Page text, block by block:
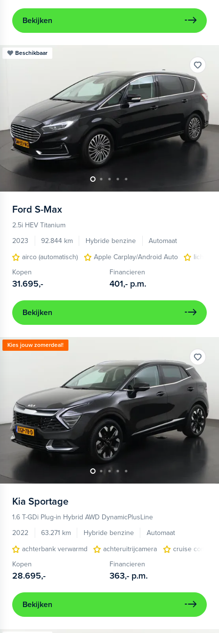
Bekijken
Beschikbaar
Ford S-Max
2.5i HEV Titanium
2023
92.844 km Hybride benzine
Automaat
airco (automatisch)
Apple Carplay/Android Auto
Kopen
31.695,-
Financieren
401,- p.m.
Bekijken
Kies jouw zomerdeal!
Kia Sportage
1.6 T-GDi Plug-in Hybrid AWD DynamicPlusLine
2022
63.271 km Hybride benzine
Automaat
achterbank verwarmd
achteruitrijcamera
cruise control
Kopen
28.695,-
Financieren
363,- p.m.
Bekijken